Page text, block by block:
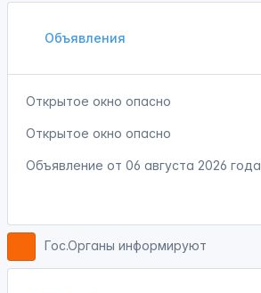
Объявления
Открытое окно опасно
Открытое окно опасно
Объявление от 06 августа 2026 года
Гос.Органы информируют